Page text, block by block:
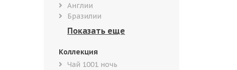
Англии
Бразилии
Коллекция
Чай 1001 ночь